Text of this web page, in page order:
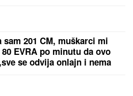
LAGANO DOLAZI:Tip